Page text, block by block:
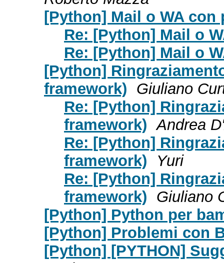
[Python] Mail o WA con
Re: [Python] Mail o
Re: [Python] Mail o
[Python]
framework) Giuliano
Re: [Python]
framework) Andrea
Re: [Python]
framework)
Yuri
Re: [Python]
framework) Giuliano
[Python] Python per
[Python] Problemi con
[Python] [PYTHON]